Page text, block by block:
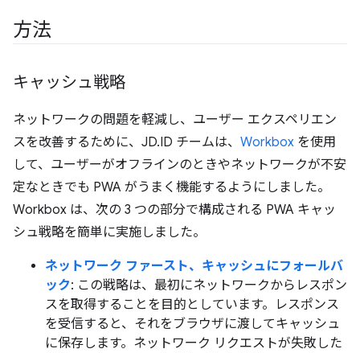
方法
キャッシュ戦略
ネットワークの問題を軽減し、ユーザー エクスペリエン
スを改善するために、JD.ID チームは、 Workbox を使用
して、ユーザーがオフラインのときやネットワークが不安
定なときでも PWA がうまく機能するようにしました。
Workbox は、次の 3 つの部分で構成される PWA キャッ
シュ戦略を簡単に実施しました。
ネットワーク ファースト、キャッシュにフォールバ
ック: この戦略は、最初にネットワークからレスポン
スを取得することを目的としています。レスポンス
を受信すると、それをブラウザに渡してキャッシュ
に保存します。ネットワーク リクエストが失敗した